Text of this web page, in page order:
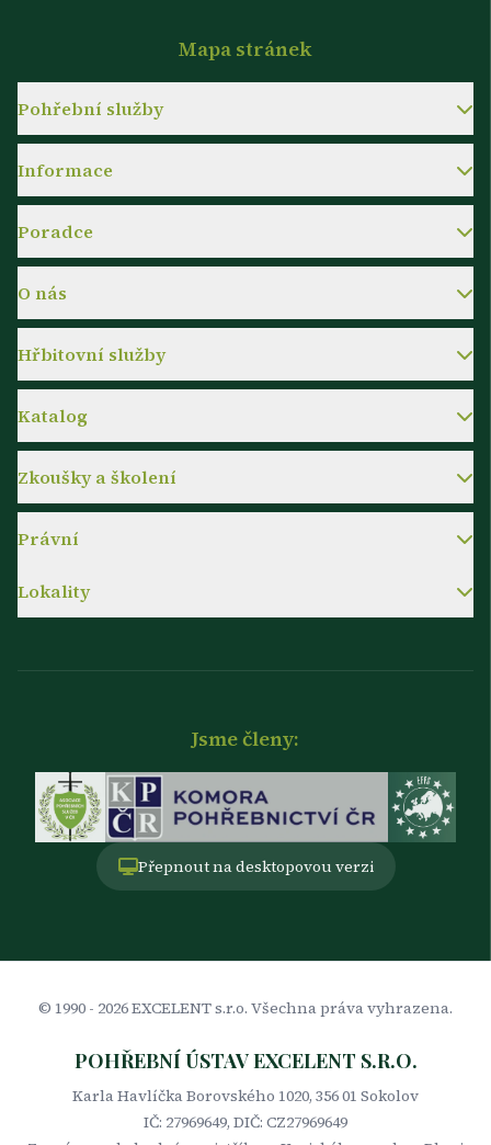
Mapa stránek
Pohřební služby
Informace
Poradce
O nás
Hřbitovní služby
Katalog
Zkoušky a školení
Právní
Lokality
Jsme členy:
Přepnout na desktopovou verzi
© 1990 - 2026EXCELENT s.r.o. Všechna práva vyhrazena.
POHŘEBNÍ ÚSTAV EXCELENT S.R.O.
Karla Havlíčka Borovského 1020, 356 01 Sokolov
IČ: 27969649, DIČ: CZ27969649